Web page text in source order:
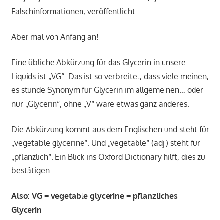
Falschinformationen, veröffentlicht.
Aber mal von Anfang an!
Eine übliche Abkürzung für das Glycerin in unsere
Liquids ist „VG“. Das ist so verbreitet, dass viele meinen,
es stünde Synonym für Glycerin im allgemeinen… oder
nur „Glycerin“, ohne „V“ wäre etwas ganz anderes.
Die Abkürzung kommt aus dem Englischen und steht für
„vegetable glycerine“. Und „vegetable“ (adj.) steht für
„pflanzlich“. Ein Blick ins Oxford Dictionary hilft, dies zu
bestätigen.
Also: VG = vegetable glycerine = pflanzliches
Glycerin